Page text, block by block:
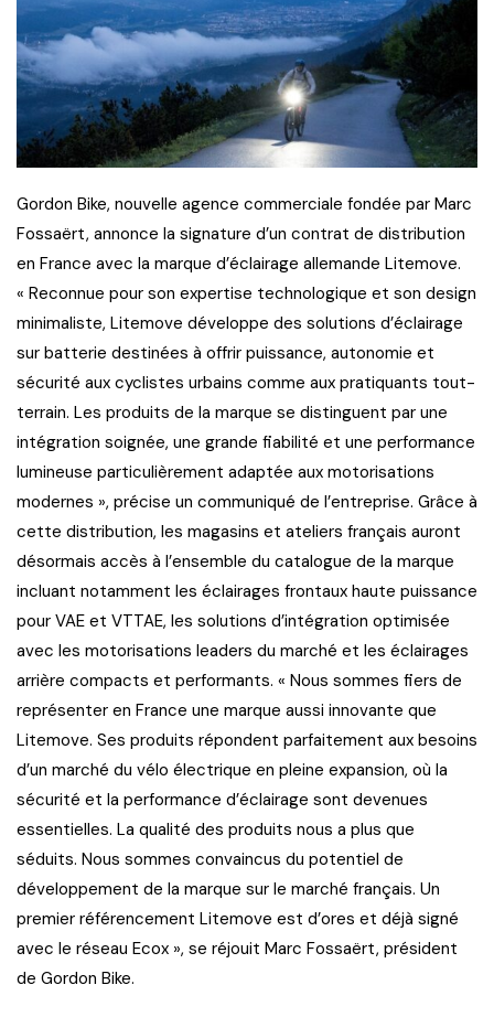
Gordon Bike, nouvelle agence commerciale fondée par Marc
Fossaërt, annonce la signature d’un contrat de distribution
en France avec la marque d’éclairage allemande Litemove.
« Reconnue pour son expertise technologique et son design
minimaliste, Litemove développe des solutions d’éclairage
sur batterie destinées à offrir puissance, autonomie et
sécurité aux cyclistes urbains comme aux pratiquants tout-
terrain. Les produits de la marque se distinguent par une
intégration soignée, une grande fiabilité et une performance
lumineuse particulièrement adaptée aux motorisations
modernes », précise un communiqué de l’entreprise. Grâce à
cette distribution, les magasins et ateliers français auront
désormais accès à l’ensemble du catalogue de la marque
incluant notamment les éclairages frontaux haute puissance
pour VAE et VTTAE, les solutions d’intégration optimisée
avec les motorisations leaders du marché et les éclairages
arrière compacts et performants. « Nous sommes fiers de
représenter en France une marque aussi innovante que
Litemove. Ses produits répondent parfaitement aux besoins
d’un marché du vélo électrique en pleine expansion, où la
sécurité et la performance d’éclairage sont devenues
essentielles. La qualité des produits nous a plus que
séduits. Nous sommes convaincus du potentiel de
développement de la marque sur le marché français. Un
premier référencement Litemove est d’ores et déjà signé
avec le réseau Ecox », se réjouit Marc Fossaërt, président
de Gordon Bike.